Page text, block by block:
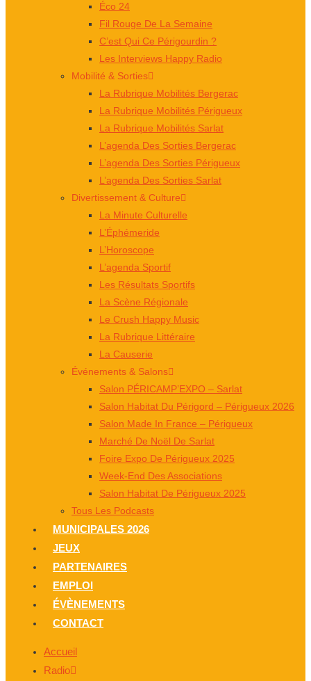
Éco 24
Fil Rouge De La Semaine
C’est Qui Ce Périgourdin ?
Les Interviews Happy Radio
Mobilité & Sorties
La Rubrique Mobilités Bergerac
La Rubrique Mobilités Périgueux
La Rubrique Mobilités Sarlat
L’agenda Des Sorties Bergerac
L’agenda Des Sorties Périgueux
L’agenda Des Sorties Sarlat
Divertissement & Culture
La Minute Culturelle
L’Éphémeride
L’Horoscope
L’agenda Sportif
Les Résultats Sportifs
La Scène Régionale
Le Crush Happy Music
La Rubrique Littéraire
La Causerie
Événements & Salons
Salon PÉRICAMP’EXPO – Sarlat
Salon Habitat Du Périgord – Périgueux 2026
Salon Made In France – Périgueux
Marché De Noël De Sarlat
Foire Expo De Périgueux 2025
Week-End Des Associations
Salon Habitat De Périgueux 2025
Tous Les Podcasts
MUNICIPALES 2026
JEUX
PARTENAIRES
EMPLOI
ÉVÈNEMENTS
CONTACT
Accueil
Radio